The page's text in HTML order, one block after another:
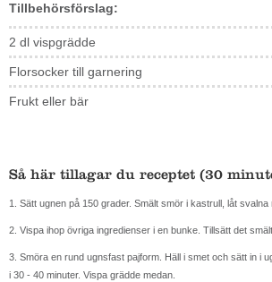
Tillbehörsförslag:
2 dl vispgrädde
Florsocker till garnering
Frukt eller bär
Så här tillagar du receptet (30
1. Sätt ugnen på 150 grader. Smält smör i kastrull, låt svalna
2. Vispa ihop övriga ingredienser i en bunke. Tillsätt det
3. Smöra en rund ugnsfast pajform. Häll i smet och sätt in i
i 30 - 40 minuter. Vispa grädde medan.